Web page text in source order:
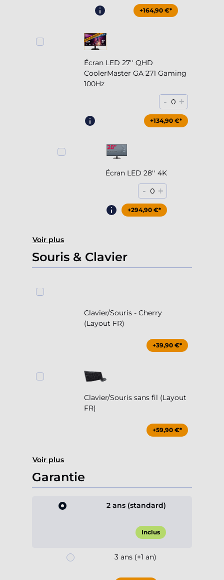
+164,90 €*
Écran LED 27'' QHD
CoolerMaster GA 271 Gaming
100Hz
- 0 +
+204,90 €*
+134,90 €*
Écran LED 28'' 4K
- 0 +
+294,90 €*
Voir plus
Souris & Clavier
Clavier/Souris - Cherry
(Layout FR)
+39,90 €*
Clavier/Souris sans fil (Layout
FR)
+59,90 €*
Voir plus
Garantie
2 ans (standard)
Inclus
3 ans (+1 an)